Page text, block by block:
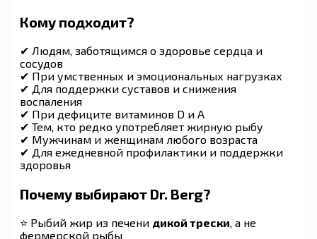
Кому подходит?
✔ Людям, заботящимся о здоровье сердца и
сосудов
✔ При умственных и эмоциональных нагрузках
✔ Для поддержки суставов и снижения
воспаления
✔ При дефиците витаминов D и A
✔ Тем, кто редко употребляет жирную рыбу
✔ Мужчинам и женщинам любого возраста
✔ Для ежедневной профилактики и поддержки
здоровья
Почему выбирают Dr. Berg?
⭐ Рыбий жир из печени дикой трески , а не
фермерской рыбы